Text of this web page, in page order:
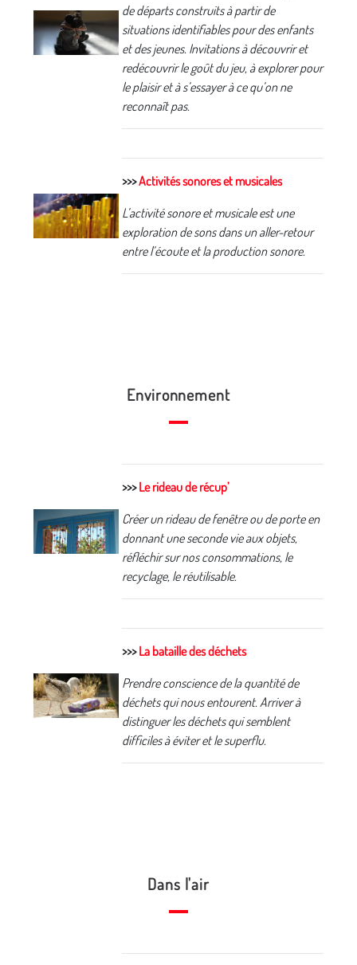
de départs construits à partir de
situations identifiables pour des enfants
et des jeunes. Invitations à découvrir et
redécouvrir le goût du jeu, à explorer pour
le plaisir et à s’essayer à ce qu’on ne
reconnaît pas.
>>>Activités sonores et musicales
L’activité sonore et musicale est une
exploration de sons dans un aller-retour
entre l’écoute et la production sonore.
Environnement
>>>Le rideau de récup’
Créer un rideau de fenêtre ou de porte en
donnant une seconde vie aux objets,
réfléchir sur nos consommations, le
recyclage, le réutilisable.
>>>La bataille des déchets
Prendre conscience de la quantité de
déchets qui nous entourent. Arriver à
distinguer les déchets qui semblent
difficiles à éviter et le superflu.
Dans l'air